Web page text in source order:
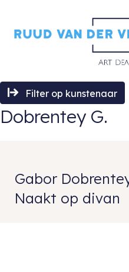
Filter op kunstenaar
Dobrentey G.
Gabor
Naakt op divan